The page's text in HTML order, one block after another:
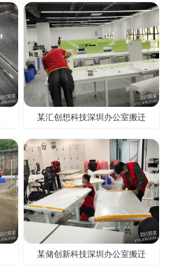
某汇创想科技深圳办公室搬迁
某储创新科技深圳办公室搬迁